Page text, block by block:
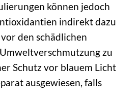
können jedoch
indirekt dazu
den schädlichen
zu
Schutz vor blauem Licht
ausgewiesen, falls